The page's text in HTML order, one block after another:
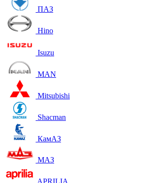
ПАЗ
Hino
Isuzu
MAN
Mitsubishi
Shacman
КамАЗ
МАЗ